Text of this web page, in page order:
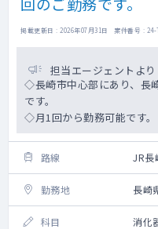
掲載更新日 : 2026年07月31日 案件番号 : 24-
担当エージェントより
◇長崎市中心部にあり、長
です。
◇月1回から勤務可能です。
路線 JR長
勤務地 長崎
科目 消化